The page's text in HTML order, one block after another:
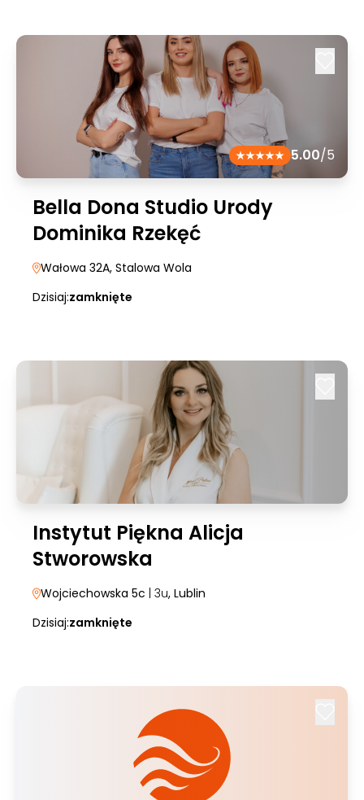
5.00/5
Bella Dona Studio Urody
Dominika Rzekęć
Wałowa 32A, Stalowa Wola
Dzisiaj:zamknięte
Instytut Piękna Alicja
Stworowska
Wojciechowska 5c | 3u, Lublin
Dzisiaj:zamknięte